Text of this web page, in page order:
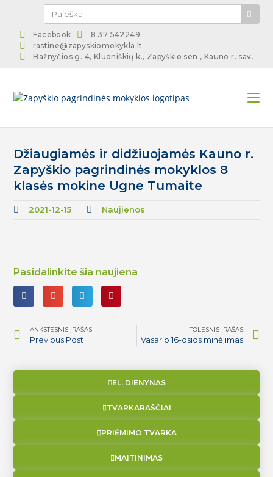
Facebook
8 37 542249
rastine@zapyskiomokykla.lt
Bažnyčios g. 4, Kluoniškių k., Zapyškio sen., Kauno r. sav.
Džiaugiamės ir didžiuojamės Kauno r.
Zapyškio pagrindinės mokyklos 8
klasės mokine Ugne Tumaite
2021-12-15 Naujienos
Pasidalinkite šia naujiena
ANKSTESNIS ĮRAŠAS
Previous Post
TOLESNIS ĮRAŠAS
Vasario 16-osios minėjimas
EL. DIENYNAS
TVARKARAŠČIAI
PRIĖMIMO TVARKA
MAITINIMAS